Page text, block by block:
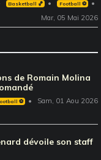
Basketball 🏀 Football ⚽️
Mar, 05 Mai 2026
de Romain Molina
⚽️ Sam, 01 Aou 2026
dévoile son staff